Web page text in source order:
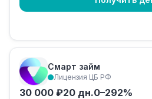
Смарт займ
Лицензия ЦБ РФ
30 000 ₽20 дн.0–292%